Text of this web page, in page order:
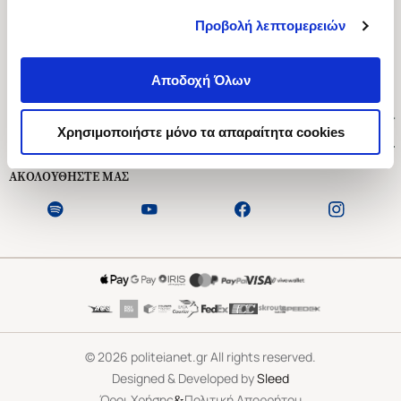
Προβολή λεπτομερειών
Αποδοχή Όλων
Χρησιμοποιήστε μόνο τα απαραίτητα cookies
Ασκληπιού 1-3, Αθήνα 106 79
Δευτέρα - Παρασκευή 09:00-21:00
Εξυπηρέτηση Πελατών
ΑΚΟΛΟΥΘΗΣΤΕ ΜΑΣ
©2026 politeianet.gr All rights reserved.
Designed & Developed bySleed